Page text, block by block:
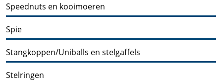
Speednuts en kooimoeren
Spie
Stangkoppen/Uniballs en stelgaffels
Stelringen